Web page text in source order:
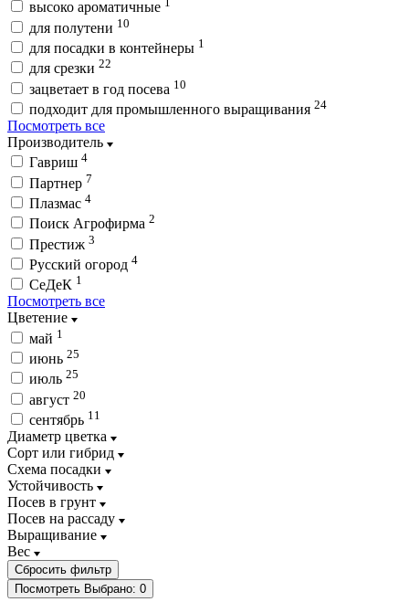
высоко ароматичные
для полутени 10
для посадки в контейнеры 1
для срезки 22
зацветает в год посева 10
подходит для промышленного выращивания 24
Посмотреть все
Производитель
Гавриш 4
Партнер 7
Плазмас 4
Поиск Агрофирма 2
Престиж 3
Русский огород 4
СеДеК 1
Посмотреть все
Цветение
май 1
июнь 25
июль 25
август 20
сентябрь 11
Диаметр цветка
Сорт или гибрид
Схема посадки
Устойчивость
Посев в грунт
Посев на рассаду
Выращивание
Вес
Посмотреть Выбрано: 0